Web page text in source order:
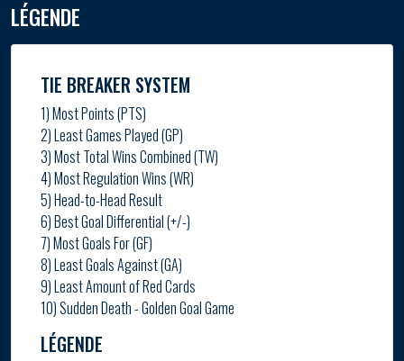
LÉGENDE
TIE BREAKER SYSTEM
1) Most Points (PTS)
2) Least Games Played (GP)
3) Most Total Wins Combined (TW)
4) Most Regulation Wins (WR)
5) Head-to-Head Result
6) Best Goal Differential (+/-)
7) Most Goals For (GF)
8) Least Goals Against (GA)
9) Least Amount of Red Cards
10) Sudden Death - Golden Goal Game
LÉGENDE